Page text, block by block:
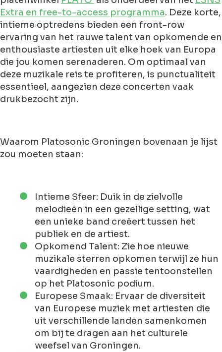
Extra en free-to-access programma. Deze korte,
intieme optredens bieden een front-row
ervaring van het rauwe talent van opkomende en
enthousiaste artiesten uit elke hoek van Europa
die jou komen serenaderen. Om optimaal van
deze muzikale reis te profiteren, is punctualiteit
essentieel, aangezien deze concerten vaak
drukbezocht zijn.
Waarom Platosonic Groningen bovenaan je lijst
zou moeten staan:
Intieme Sfeer: Duik in de zielvolle
melodieën in een gezellige setting, wat
een unieke band creëert tussen het
publiek en de artiest.
Opkomend Talent: Zie hoe nieuwe
muzikale sterren opkomen terwijl ze hun
vaardigheden en passie tentoonstellen
op het Platosonic podium.
Europese Smaak: Ervaar de diversiteit
van Europese muziek met artiesten die
uit verschillende landen samenkomen
om bij te dragen aan het culturele
weefsel van Groningen.